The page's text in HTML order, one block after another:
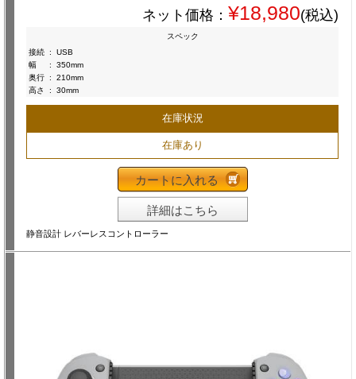
ネット価格： ¥18,980(税込)
スペック
接続 :
USB
幅
:
350mm
奥行 :
210mm
高さ
: 30mm
在庫状況
在庫あり
カートに入れる
詳細はこちら
静音設計 レバーレスコントローラー